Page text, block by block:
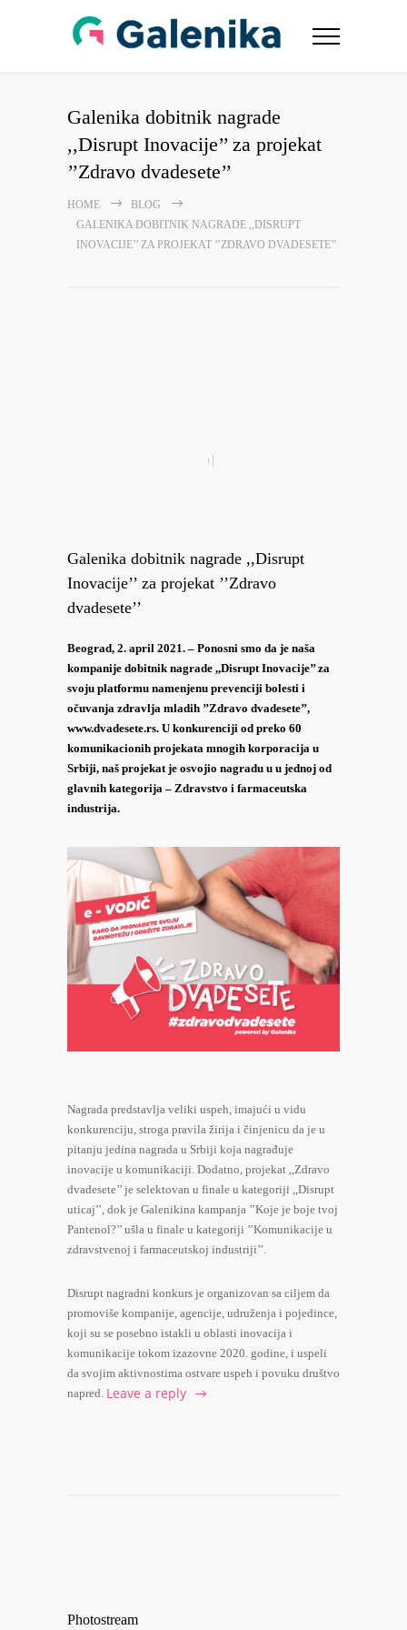
Galenika dobitnik nagrade
,,Disrupt Inovacije’’ za projekat
’’Zdravo dvadesete’’
HOME
BLOG
GALENIKA DOBITNIK NAGRADE ,,DISRUPT
INOVACIJE’’ ZA PROJEKAT ’’ZDRAVO DVADESETE’’
Galenika dobitnik nagrade ,,Disrupt
Inovacije’’ za projekat ’’Zdravo
dvadesete’’
Beograd, 2. april 2021. – Ponosni smo da je naša
kompanije dobitnik nagrade ,,Disrupt Inovacije’’ za
svoju platformu namenjenu prevenciji bolesti i
očuvanja zdravlja mladih ’’Zdravo dvadesete’’,
www.dvadesete.rs. U konkurenciji od preko 60
komunikacionih projekata mnogih korporacija u
Srbiji, naš projekat je osvojio nagradu u u jednoj od
glavnih kategorija – Zdravstvo i farmaceutska
industrija.
Nagrada predstavlja veliki uspeh, imajući u vidu
konkurenciju, stroga pravila žirija i činjenicu da je u
pitanju jedina nagrada u Srbiji koja nagrađuje
inovacije u komunikaciji. Dodatno, projekat ,,Zdravo
dvadesete’’ je selektovan u finale u kategoriji ,,Disrupt
uticaj’’, dok je Galenikina kampanja ’’Koje je boje tvoj
Pantenol?’’ ušla u finale u kategoriji ’’Komunikacije u
zdravstvenoj i farmaceutskoj industriji’’.
Disrupt nagradni konkurs je organizovan sa ciljem da
promoviše kompanije, agencije, udruženja i pojedince,
koji su se posebno istakli u oblasti inovacija i
komunikacije tokom izazovne 2020. godine, i uspeli
da svojim aktivnostima ostvare uspeh i povuku društvo
napred. Leave a reply
Photostream